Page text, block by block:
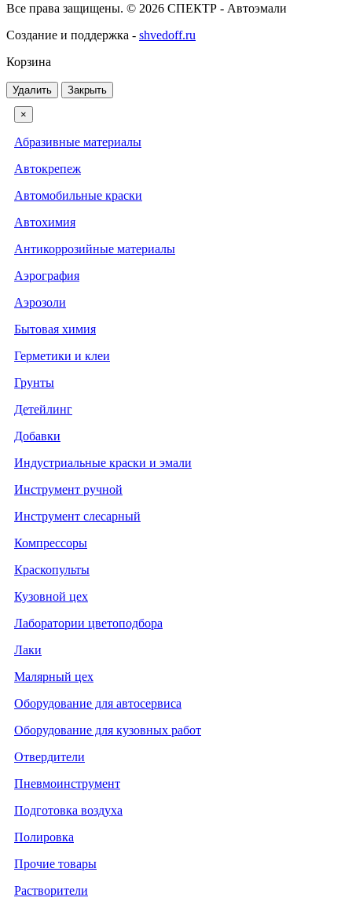
Все права защищены. © 2026 СПЕКТР - Автоэмали
Создание и поддержка - shvedoff.ru
Корзина
Удалить Закрыть
×
Абразивные материалы
Автокрепеж
Автомобильные краски
Автохимия
Антикоррозийные материалы
Аэрография
Аэрозоли
Бытовая химия
Герметики и клеи
Грунты
Детейлинг
Добавки
Индустриальные краски и эмали
Инструмент ручной
Инструмент слесарный
Компрессоры
Краскопульты
Кузовной цех
Лаборатории цветоподбора
Лаки
Малярный цех
Оборудование для автосервиса
Оборудование для кузовных работ
Отвердители
Пневмоинструмент
Подготовка воздуха
Полировка
Прочие товары
Растворители